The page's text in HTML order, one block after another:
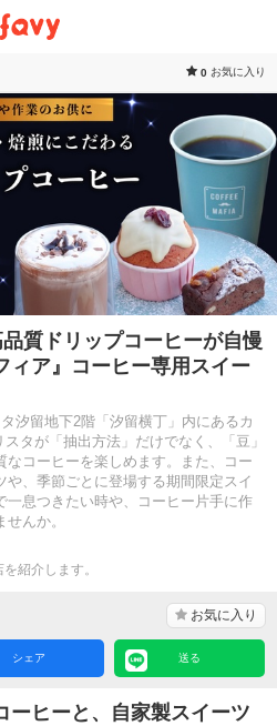
0 お気に入り
質ドリップコーヒーが自慢
ィア』コーヒー専用スイー
汐留地下2階「汐留横丁」内にあるカ
タが「抽出方法」だけでなく、「豆」
コーヒーを楽しめます。また、コー
や、季節ごとに登場する期間限定スイ
一息つきたい時や、コーヒー片手に作
んか。
紹介します。
お気に入り
シェア 送る
ーヒーと、自家製スイーツ